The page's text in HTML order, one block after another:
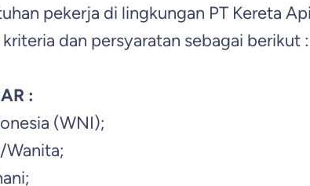
pekerja di lingkungan PT Kereta
dan persyaratan sebagai berikut :
:
(WNI);
Wanita;